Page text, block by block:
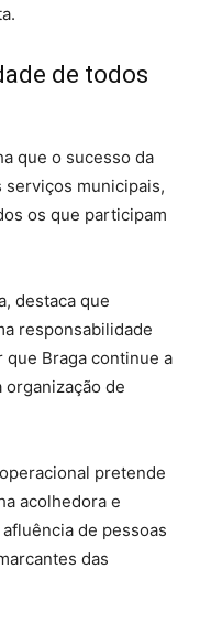
de todos
que o sucesso da
serviços municipais,
os que participam
destaca que
responsabilidade
que Braga continue a
de
pretende
acolhedora e
de pessoas
das